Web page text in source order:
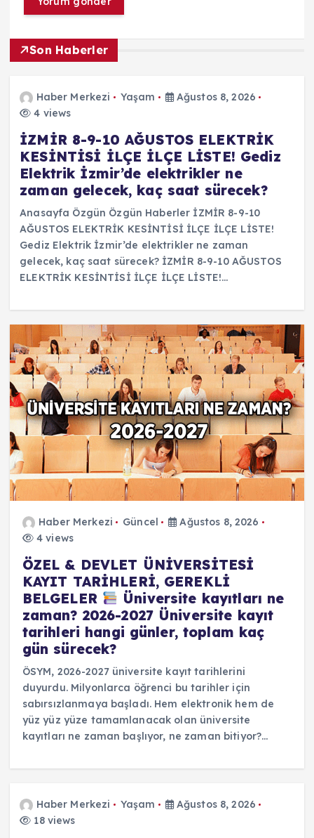
Son Haberler
Haber Merkezi Yaşam
Ağustos 8, 2026
4 views
İZMİR 8-9-10 AĞUSTOS ELEKTRİK
KESİNTİSİ İLÇE İLÇE LİSTE! Gediz
Elektrik İzmir’de elektrikler ne
zaman gelecek, kaç saat sürecek?
Anasayfa Özgün Özgün Haberler İZMİR 8-9-10
AĞUSTOS ELEKTRİK KESİNTİSİ İLÇE İLÇE LİSTE!
Gediz Elektrik İzmir’de elektrikler ne zaman
gelecek, kaç saat sürecek? İZMİR 8-9-10 AĞUSTOS
ELEKTRİK KESİNTİSİ İLÇE İLÇE LİSTE!…
Haber Merkezi Güncel
Ağustos 8, 2026
4 views
ÖZEL & DEVLET ÜNİVERSİTESİ
KAYIT TARİHLERİ, GEREKLİ
BELGELER
Üniversite kayıtları ne
zaman? 2026-2027 Üniversite kayıt
tarihleri hangi günler, toplam kaç
gün sürecek?
ÖSYM, 2026-2027 üniversite kayıt tarihlerini
duyurdu. Milyonlarca öğrenci bu tarihler için
sabırsızlanmaya başladı. Hem elektronik hem de
yüz yüz yüze tamamlanacak olan üniversite
kayıtları ne zaman başlıyor, ne zaman bitiyor?…
Haber Merkezi Yaşam
Ağustos 8, 2026
18 views